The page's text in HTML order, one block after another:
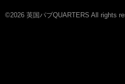
©2026 英国パブQUARTERS All rights